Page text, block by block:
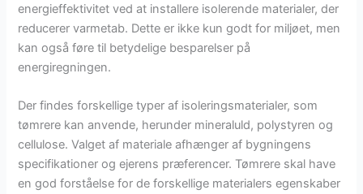
energieffektivitet ved at installere isolerende materialer, der
reducerer varmetab. Dette er ikke kun godt for miljøet, men
kan også føre til betydelige besparelser på
energiregningen.
Der findes forskellige typer af isoleringsmaterialer, som
tømrere kan anvende, herunder mineraluld, polystyren og
cellulose. Valget af materiale afhænger af bygningens
specifikationer og ejerens præferencer. Tømrere skal have
en god forståelse for de forskellige materialers egenskaber